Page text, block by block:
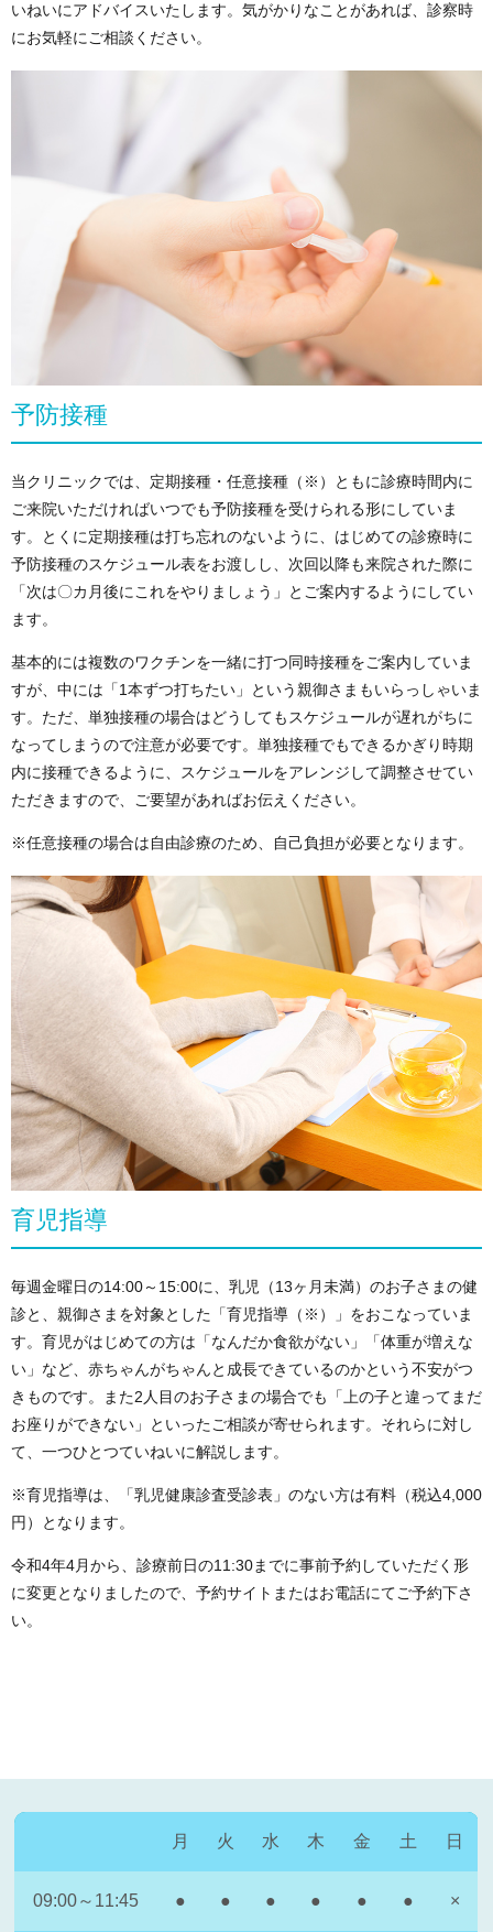
いねいにアドバイスいたします。気がかりなことがあれば、診察時
にお気軽にご相談ください。
予防接種
当クリニックでは、定期接種・任意接種（※）ともに診療時間内に
ご来院いただければいつでも予防接種を受けられる形にしていま
す。とくに定期接種は打ち忘れのないように、はじめての診療時に
予防接種のスケジュール表をお渡しし、次回以降も来院された際に
「次は〇カ月後にこれをやりましょう」とご案内するようにしてい
ます。
基本的には複数のワクチンを一緒に打つ同時接種をご案内していま
すが、中には「1本ずつ打ちたい」という親御さまもいらっしゃいま
す。ただ、単独接種の場合はどうしてもスケジュールが遅れがちに
なってしまうので注意が必要です。単独接種でもできるかぎり時期
内に接種できるように、スケジュールをアレンジして調整させてい
ただきますので、ご要望があればお伝えください。
※任意接種の場合は自由診療のため、自己負担が必要となります。
育児指導
毎週金曜日の14:00～15:00に、乳児（13ヶ月未満）のお子さまの健
診と、親御さまを対象とした「育児指導（※）」をおこなっていま
す。育児がはじめての方は「なんだか食欲がない」「体重が増えな
い」など、赤ちゃんがちゃんと成長できているのかという不安がつ
きものです。また2人目のお子さまの場合でも「上の子と違ってまだ
お座りができない」といったご相談が寄せられます。それらに対し
て、一つひとつていねいに解説します。
※育児指導は、「乳児健康診査受診表」のない方は有料（税込4,000
円）となります。
令和4年4月から、診療前日の11:30までに事前予約していただく形
に変更となりましたので、予約サイトまたはお電話にてご予約下さ
い。
月 火 水 木 金 土 日
09:00～11:45 ● ● ● ● ● ● ×